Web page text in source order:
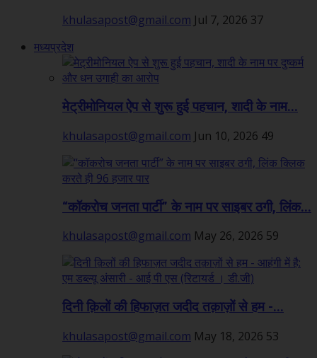
khulasapost@gmail.com Jul 7, 2026 37
मध्यप्रदेश
मेट्रीमोनियल ऐप से शुरू हुई पहचान, शादी के नाम...
khulasapost@gmail.com Jun 10, 2026 49
“कॉकरोच जनता पार्टी” के नाम पर साइबर ठगी, लिंक...
khulasapost@gmail.com May 26, 2026 59
दिनी क़िलों की हिफाज़त जदीद तक़ाज़ों से हम -...
khulasapost@gmail.com May 18, 2026 53